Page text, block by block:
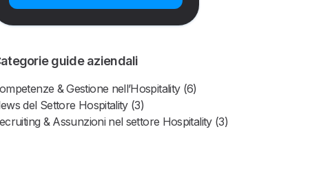
guide aziendali
& Gestione nell’Hospitality (6)
del Settore Hospitality (3)
& Assunzioni nel settore Hospitality (3)